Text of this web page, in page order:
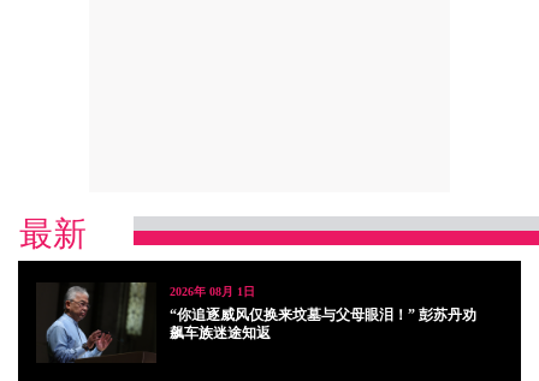
最新
2026年 08月 1日
“你追逐威风仅换来坟墓与父母眼泪！” 彭苏丹劝
飙车族迷途知返